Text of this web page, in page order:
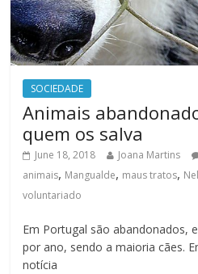
SOCIEDADE
Animais
quem os salva
June 18, 2018 Joana Martins
animais, Mangualde, maus tratos,
voluntariado
Em Portugal são abandonados,
por ano, sendo a maioria cães.
notícia